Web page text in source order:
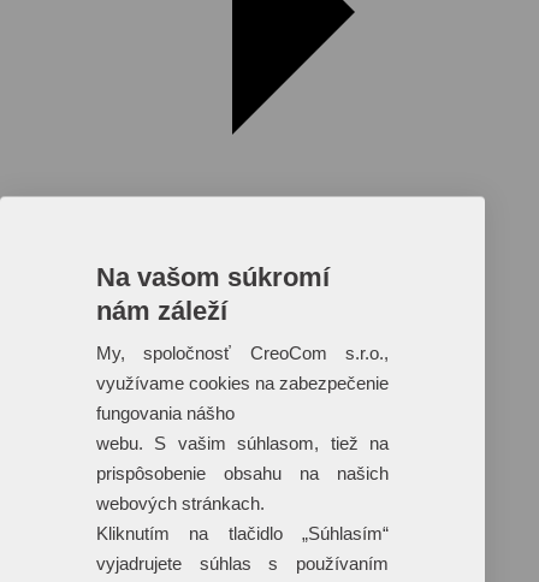
Reklamné predmety s plnofarebnou
potlačou
Dáždniky
Tašky
Hračky
Klobúky
Na vašom súkromí
nám záleží
My, spoločnosť CreoCom s.r.o.,
využívame cookies na zabezpečenie
fungovania nášho
webu. S vašim súhlasom, tiež na
prispôsobenie obsahu na našich
webových stránkach.
Kliknutím na tlačidlo „Súhlasím“
vyjadrujete súhlas s používaním